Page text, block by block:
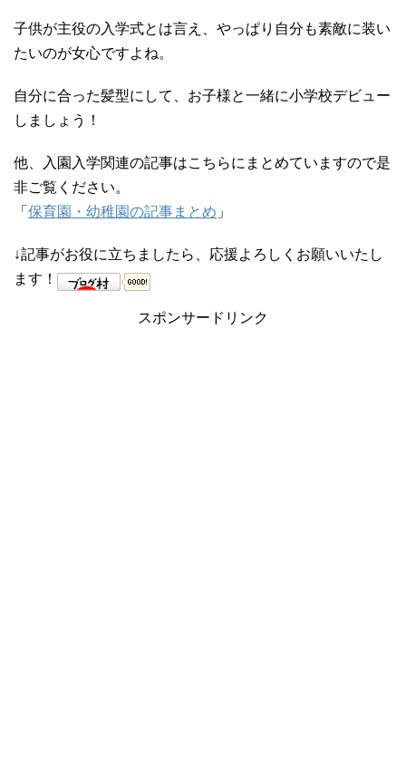
子供が主役の入学式とは言え、やっぱり自分も素敵に装い
たいのが女心ですよね。
自分に合った髪型にして、お子様と一緒に小学校デビュー
しましょう！
他、入園入学関連の記事はこちらにまとめていますので是
非ご覧ください。
「 保育園・幼稚園の記事まとめ 」
↓記事がお役に立ちましたら、応援よろしくお願いいたし
ます！
スポンサードリンク